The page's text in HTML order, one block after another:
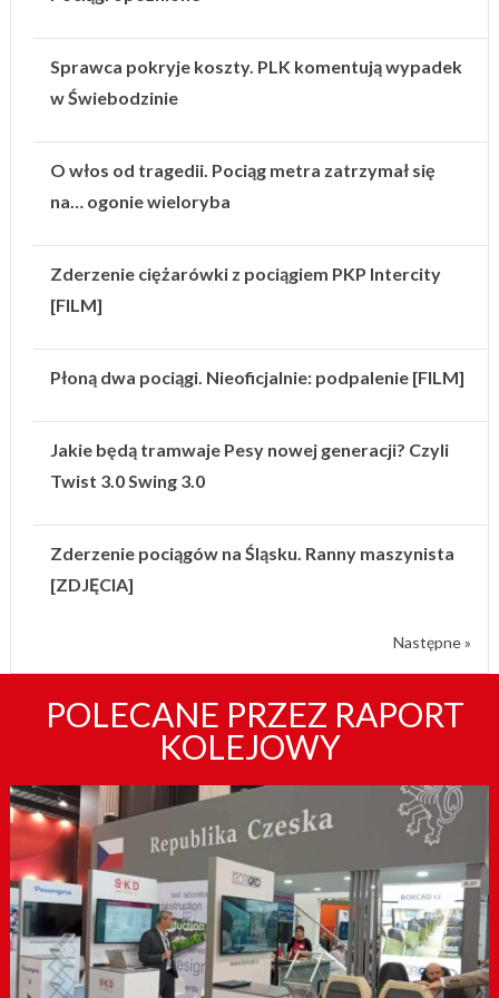
Sprawca pokryje koszty. PLK komentują wypadek
w Świebodzinie
O włos od tragedii. Pociąg metra zatrzymał się
na… ogonie wieloryba
Zderzenie ciężarówki z pociągiem PKP Intercity
[FILM]
Płoną dwa pociągi. Nieoficjalnie: podpalenie [FILM]
Jakie będą tramwaje Pesy nowej generacji? Czyli
Twist 3.0 Swing 3.0
Zderzenie pociągów na Śląsku. Ranny maszynista
[ZDJĘCIA]
Następne »
POLECANE PRZEZ RAPORT
KOLEJOWY